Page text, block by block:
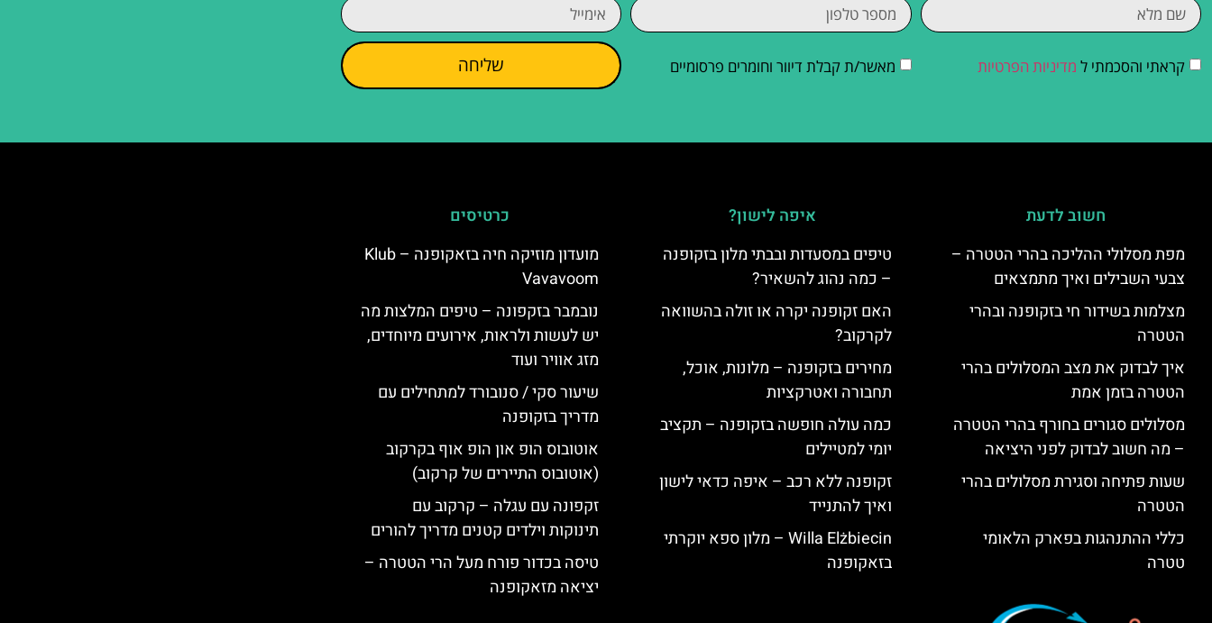
קראתי והסכמתי ל מדיניות הפרטיות מאשר/ת קבלת דיוור וחומרים פרסומיים שליחה
חשוב לדעת
מפת מסלולי ההליכה בהרי הטטרה –
צבעי השבילים ואיך מתמצאים
מצלמות בשידור חי בזקופנה ובהרי
הטטרה
איך לבדוק את מצב המסלולים בהרי
הטטרה בזמן אמת
מסלולים סגורים בחורף בהרי הטטרה
– מה חשוב לבדוק לפני היציאה
שעות פתיחה וסגירת מסלולים בהרי
הטטרה
כללי ההתנהגות בפארק הלאומי
טטרה
איפה לישון?
טיפים במסעדות ובבתי מלון בזקופנה
– כמה נהוג להשאיר?
האם זקופנה יקרה או זולה בהשוואה
לקרקוב?
מחירים בזקופנה – מלונות, אוכל,
תחבורה ואטרקציות
כמה עולה חופשה בזקופנה – תקציב
יומי למטיילים
זקופנה ללא רכב – איפה כדאי לישון
ואיך להתנייד
Willa Elżbiecin – מלון ספא יוקרתי
בזאקופנה
כרטיסים
מועדון מוזיקה חיה בזאקופנה – Klub
Vavavoom
נובמבר בזקפונה – טיפים המלצות מה
יש לעשות ולראות, אירועים מיוחדים,
מזג אוויר ועוד
שיעור סקי / סנובורד למתחילים עם
מדריך בזקופנה
אוטובוס הופ און הופ אוף בקרקוב
(אוטובוס התיירים של קרקוב)
זקפונה עם עגלה – קרקוב עם
תינוקות וילדים קטנים מדריך להורים
טיסה בכדור פורח מעל הרי הטטרה –
יציאה מזאקופנה